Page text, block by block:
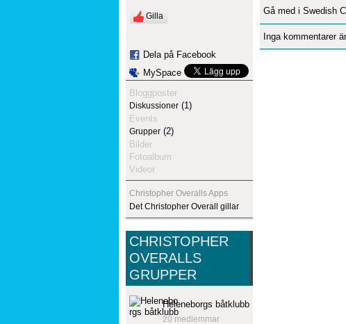
Gilla
Dela på Facebook
MySpace
Bloggposter
Diskussioner (1)
Events
Grupper (2)
Bilder
Fotoalbum
Videor
Christopher Overalls Apps
Det Christopher Overall gillar
CHRISTOPHER
OVERALLS
GRUPPER
Heleneborgs båtklubb
20 medlemmar
Gå med i Swedish
Inga kommentarer